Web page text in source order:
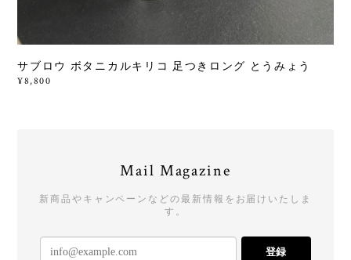
サブロウ ボタニカルキリコ 足つきロング とうみょう
¥8,800
Mail Magazine
新商品やキャンペーンなどの最新情報をお届けいたしま
す。
登録